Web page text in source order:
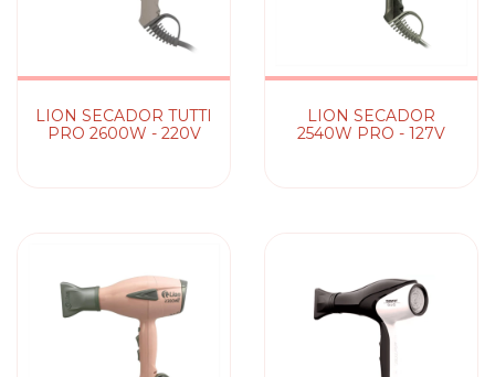
LION SECADOR TUTTI
PRO 2600W - 220V
LION SECADOR
2540W PRO - 127V